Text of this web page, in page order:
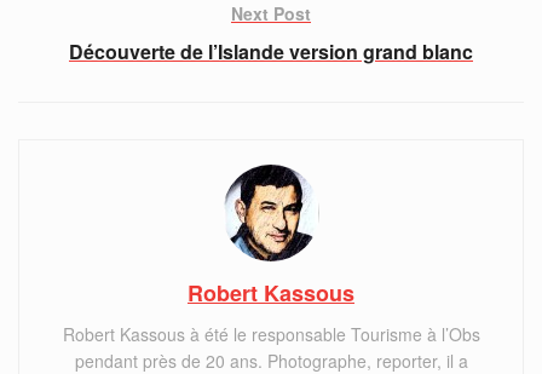
Next Post
Découverte de l’Islande version grand blanc
Robert Kassous
Robert Kassous à été le responsable Tourisme à l’Obs
pendant près de 20 ans. Photographe, reporter, il a